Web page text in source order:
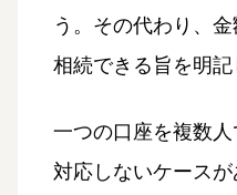
う。その代わり、
相続できる旨を明記
一つの口座を複数
対応しないケース